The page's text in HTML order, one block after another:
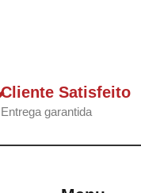
Cliente Satisfeito
Entrega garantida